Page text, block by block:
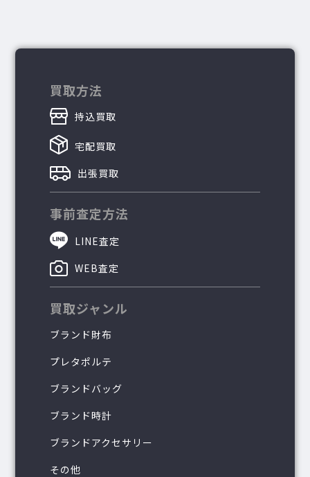
買取方法
持込買取
宅配買取
出張買取
事前査定方法
LINE査定
WEB査定
買取ジャンル
ブランド財布
プレタポルテ
ブランドバッグ
ブランド時計
ブランドアクセサリー
その他